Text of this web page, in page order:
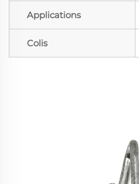
Applications
Colis